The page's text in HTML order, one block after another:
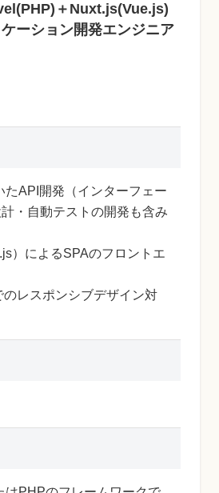
＋Nuxt.js(Vue.js)
ーション開発エンジニア
たAPI開発（インターフェー
・自動テストの開発も含み
）によるSPAのフロントエ
のレスポンシブデザイン対